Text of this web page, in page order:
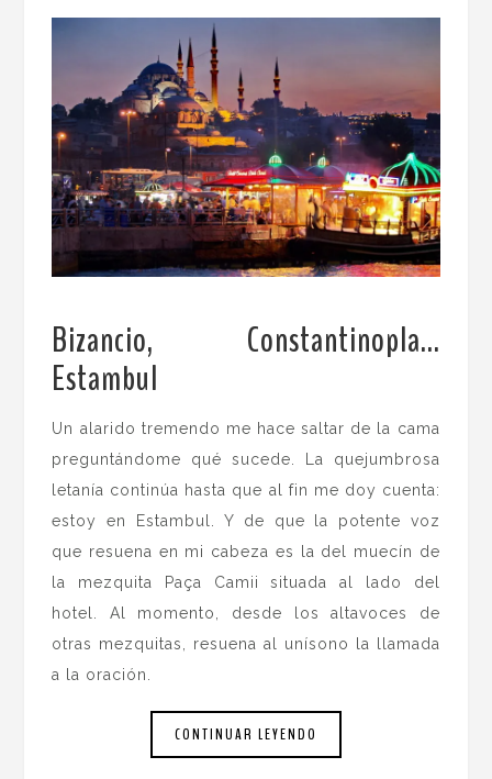
Bizancio, Constantinopla…
Estambul
Un alarido tremendo me hace saltar de la cama
preguntándome qué sucede. La quejumbrosa
letanía continúa hasta que al fin me doy cuenta:
estoy en Estambul. Y de que la potente voz
que resuena en mi cabeza es la del muecín de
la mezquita Paça Camii situada al lado del
hotel. Al momento, desde los altavoces de
otras mezquitas, resuena al unísono la llamada
a la oración.
CONTINUAR LEYENDO